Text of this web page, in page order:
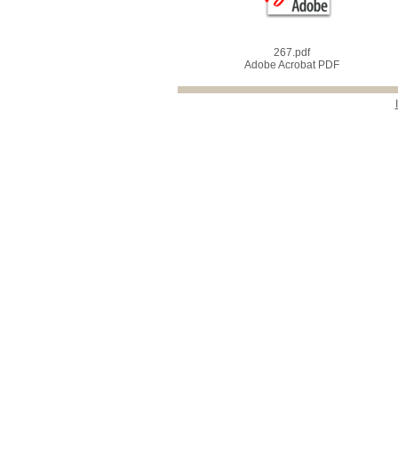
267.pdf
Adobe Acrobat PDF